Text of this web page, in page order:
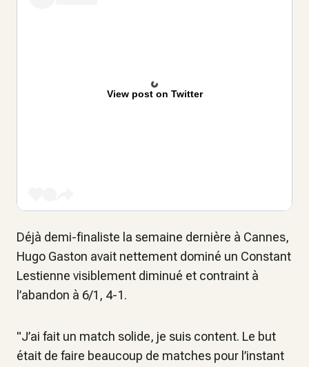
View post on Twitter
Déjà demi-finaliste la semaine dernière à Cannes,
Hugo Gaston avait nettement dominé un Constant
Lestienne visiblement diminué et contraint à
l’abandon à 6/1, 4-1.
"J’ai fait un match solide, je suis content. Le but
était de faire beaucoup de matches pour l’instant